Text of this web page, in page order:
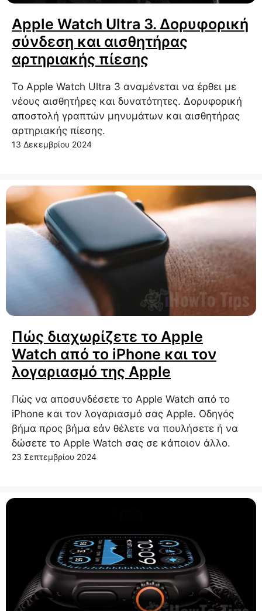
Apple Watch Ultra 3. Δορυφορική
σύνδεση και αισθητήρας
αρτηριακής πίεσης
Το Apple Watch Ultra 3 αναμένεται να έρθει με
νέους αισθητήρες και δυνατότητες. Δορυφορική
αποστολή γραπτών μηνυμάτων και αισθητήρας
αρτηριακής πίεσης.
13 Δεκεμβρίου 2024
Πώς διαχωρίζετε το Apple
Watch από το iPhone και τον
λογαριασμό της Apple
Πώς να αποσυνδέσετε το Apple Watch από το
iPhone και τον λογαριασμό σας Apple. Οδηγός
βήμα προς βήμα εάν θέλετε να πουλήσετε ή να
δώσετε το Apple Watch σας σε κάποιον άλλο.
23 Σεπτεμβρίου 2024